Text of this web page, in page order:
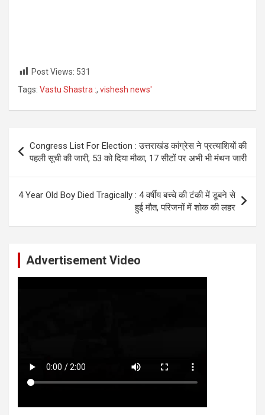
Post Views: 531
Tags: Vastu Shastra :, vishesh news'
navigation
Congress List For Election : उत्तराखंड कांग्रेस ने प्रत्याशियों की
पहली सूची की जारी, 53 को दिया मौका, 17 सीटों पर अभी भी मंथन जारी
4 Year Old Boy Died Tragically : 4 वर्षीय बच्चे की टंकी में डूबने से
हुई मौत, परिजनों में शोक की लहर
Advertisement Video